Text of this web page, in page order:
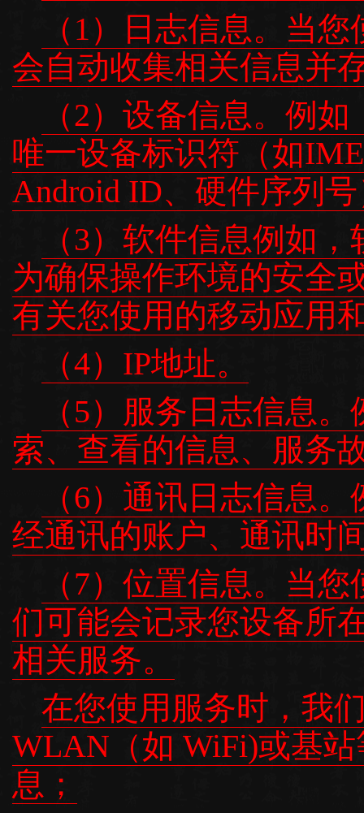
（1）日志信息。当
会自动收集相关信息并
（2）设备信息。例
唯一设备标识符（如
Android ID、硬件序列
（3）软件信息例如
为确保操作环境的安全
有关您使用的移动应用
（4）IP地址。
（5）服务日志信息
索、查看的信息、服务
（6）通讯日志信息
经通讯的账户、通讯时
（7）位置信息。当
们可能会记录您设备所
相关服务。
在您使用服务时，我
WLAN（如 WiFi)或基
息；